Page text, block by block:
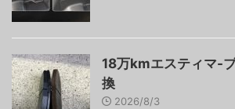
18万kmエスティマ-
換
2026/8/3